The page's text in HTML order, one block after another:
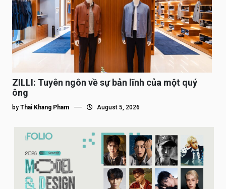
ZILLI: Tuyên ngôn về sự bản lĩnh của một quý
ông
by Thai Khang Pham August 5, 2026